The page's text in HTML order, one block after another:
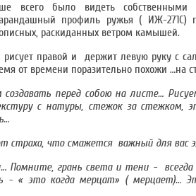
всего было видеть
профиль ружья ( ИЖ-271С)
раскиданных ветром камышей.
правой и держит левую руку с
от времени поразительно похожи …на
перед собою на листе…
с натуры, стежок за
страха, что смажется важный для вас
грань света и тени - всегда
- « это когда мерцат» ( мерцает)…